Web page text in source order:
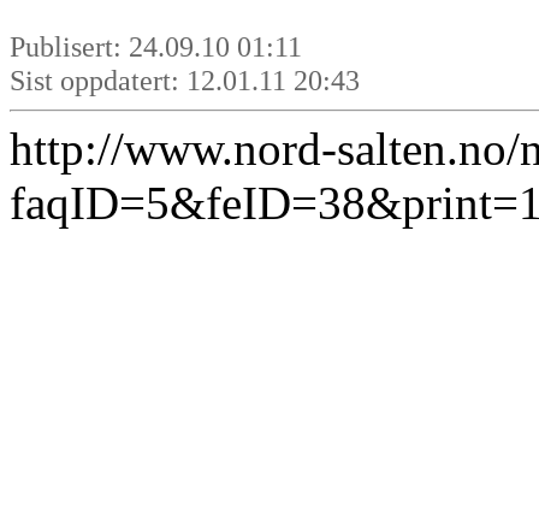
Publisert: 24.09.10 01:11
Sist oppdatert: 12.01.11 20:43
http://www.nord-salten.no/